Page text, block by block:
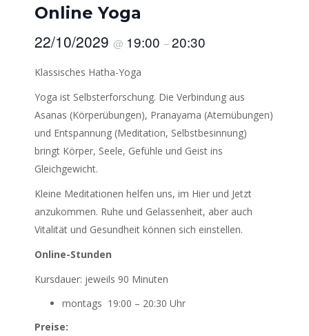
Online Yoga
22/10/2029 @ 19:00 –20:30
Klassisches Hatha-Yoga
Yoga ist Selbsterforschung. Die Verbindung aus
Asanas (Körperübungen), Pranayama (Atemübungen)
und Entspannung (Meditation, Selbstbesinnung)
bringt Körper, Seele, Gefühle und Geist ins
Gleichgewicht.
Kleine Meditationen helfen uns, im Hier und Jetzt
anzukommen. Ruhe und Gelassenheit, aber auch
Vitalität und Gesundheit können sich einstellen.
Online-Stunden
Kursdauer: jeweils 90 Minuten
montags 19:00 – 20:30 Uhr
Preise: